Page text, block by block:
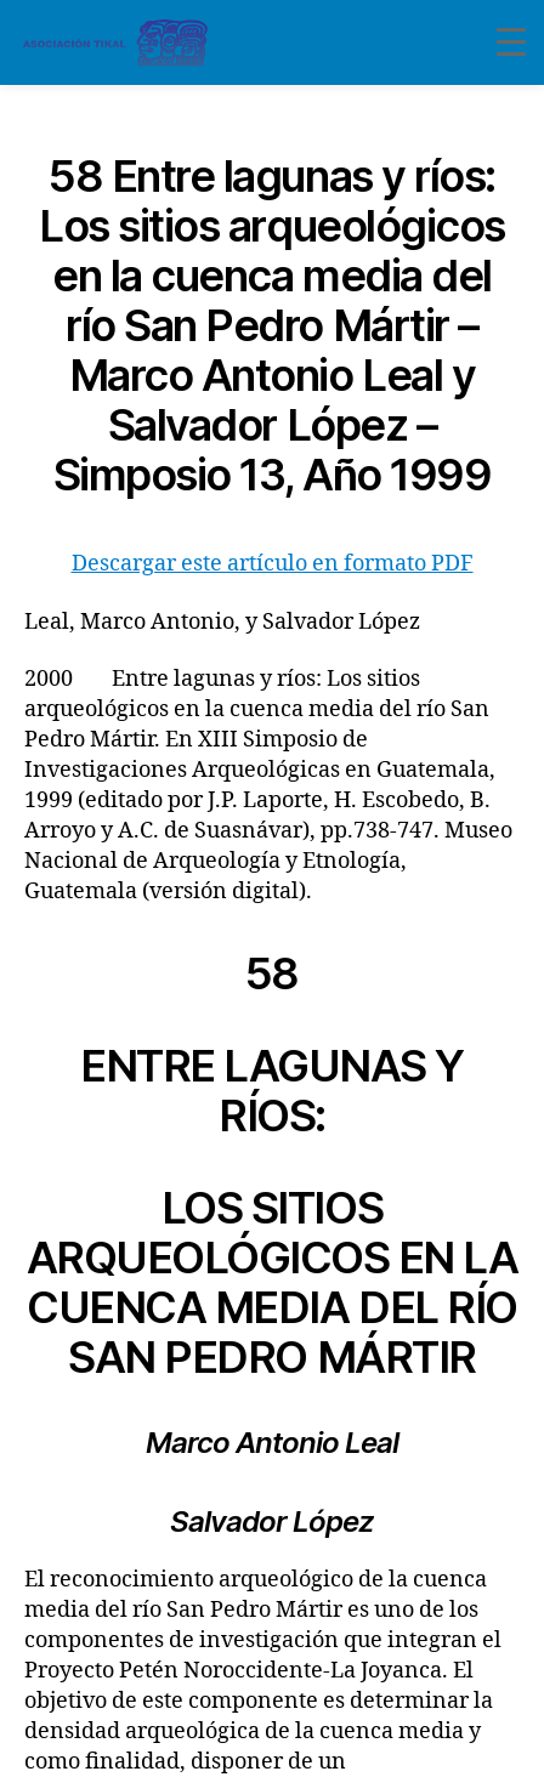
58 Entre lagunas y ríos:
Los sitios arqueológicos
en la cuenca media del
río San Pedro Mártir –
Marco Antonio Leal y
Salvador López –
Simposio 13, Año 1999
Descargar este artículo en formato PDF
Leal, Marco Antonio, y Salvador López
2000 Entre lagunas y ríos: Los sitios
arqueológicos en la cuenca media del río San
Pedro Mártir. En XIII Simposio de
Investigaciones Arqueológicas en Guatemala,
1999 (editado por J.P. Laporte, H. Escobedo, B.
Arroyo y A.C. de Suasnávar), pp.738-747. Museo
Nacional de Arqueología y Etnología,
Guatemala (versión digital).
58
ENTRE LAGUNAS Y
RÍOS:
LOS SITIOS
ARQUEOLÓGICOS EN LA
CUENCA MEDIA DEL RÍO
SAN PEDRO MÁRTIR
Marco Antonio Leal
Salvador López
El reconocimiento arqueológico de la cuenca
media del río San Pedro Mártir es uno de los
componentes de investigación que integran el
Proyecto Petén Noroccidente-La Joyanca. El
objetivo de este componente es determinar la
densidad arqueológica de la cuenca media y
como finalidad, disponer de un